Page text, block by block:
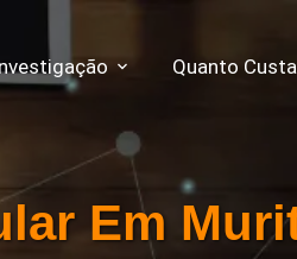
Quanto Custa
Em